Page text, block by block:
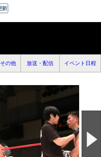
その他 放送・配信 イベント日程